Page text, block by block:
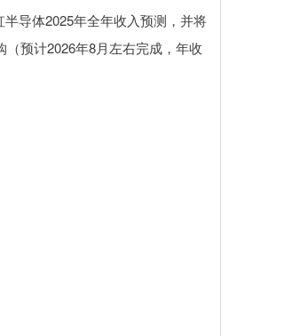
导体2025年全年收入预测，并将
预计2026年8月左右完成，年收